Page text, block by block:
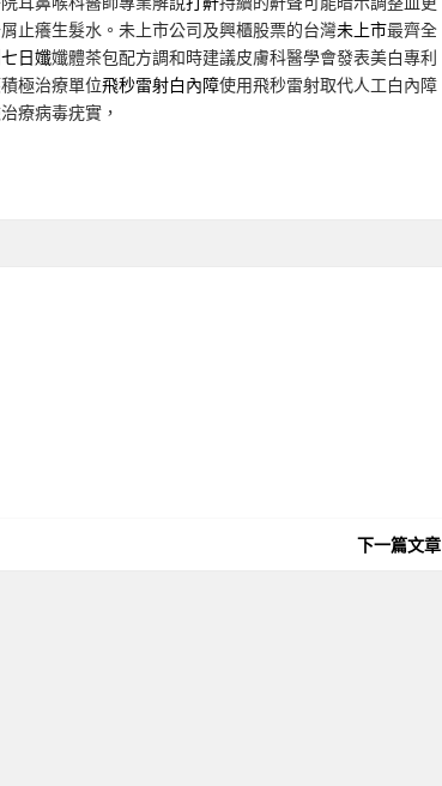
止癢生髮水。未上市公司及興櫃股票的台灣未上市最齊全
七日孅孅體茶包配方調和時建議皮膚科醫學會發表美白專利
極治療單位飛秒雷射白內障使用飛秒雷射取代人工白內障
療病毒疣實，
下一篇文章